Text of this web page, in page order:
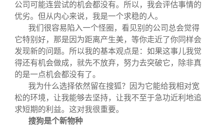
公司可能连尝试的机会都没有。所以，我会评估事情的
优劣。但从内心来说，我是一个求稳的人。
我们很容易陷入一个怪圈，看见别的公司总会觉得
它特别好，那是因为距离产生美，等你走近了你同样会
发现新的问题。所以我的基本观点是：如果这事儿我觉
得还有机会做成，就先不放弃，努力去突破它，除非真
的是一点机会都没有了。
我为什么选择依然留在搜狐？因为它能给我相对宽
松的环境，让我能够去坚持，让我不至于急功近利地追
求短期的利益。这对我很重要。
搜狗是个新物种